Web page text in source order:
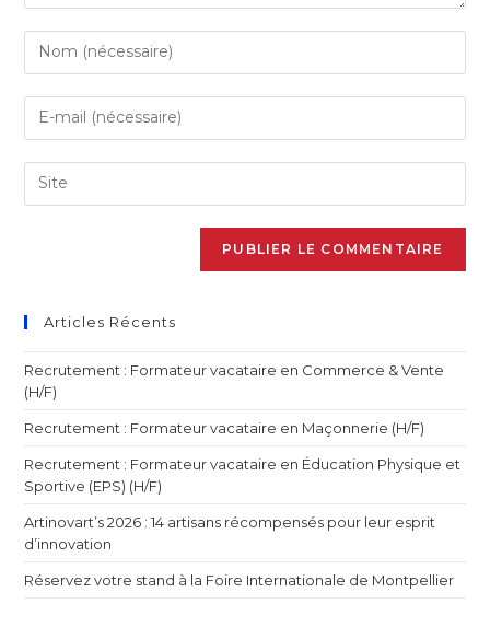
Articles Récents
Recrutement : Formateur vacataire en Commerce & Vente
(H/F)
Recrutement : Formateur vacataire en Maçonnerie (H/F)
Recrutement : Formateur vacataire en Éducation Physique et
Sportive (EPS) (H/F)
Artinovart’s 2026 : 14 artisans récompensés pour leur esprit
d’innovation
Réservez votre stand à la Foire Internationale de Montpellier